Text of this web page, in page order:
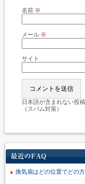
名前 ※
メール ※
サイト
日本語が含まれない投
（スパム対策）
最近のFAQ
換気扇はどの位置でどの